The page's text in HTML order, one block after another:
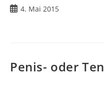
Beitrag
4. Mai 2015
Penis- oder